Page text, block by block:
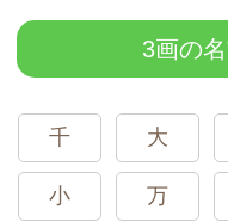
3画の
千 大
小 万